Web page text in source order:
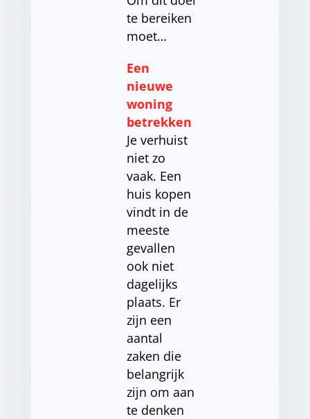
te bereiken
moet…
Een
nieuwe
woning
betrekken
Je verhuist
niet zo
vaak. Een
huis kopen
vindt in de
meeste
gevallen
ook niet
dagelijks
plaats. Er
zijn een
aantal
zaken die
belangrijk
zijn om aan
te denken